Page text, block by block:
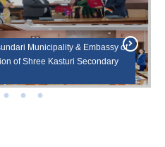
Municipality & Embassy of
of Shree Kasturi Secondary
कार्यक्रम
स्वागत ।